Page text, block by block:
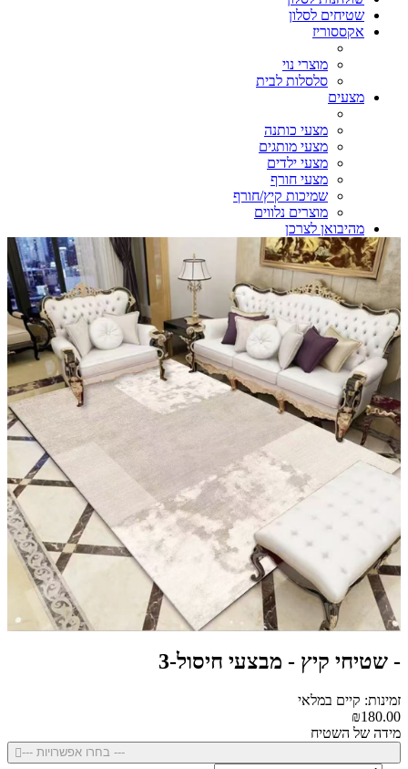
שטיחים לסלון
אקססוריז
מוצרי נוי
סלסלות לבית
מצעים
מצעי כותנה
מצעי מותגים
מצעי ילדים
מצעי חורף
שמיכות קיץ/חורף
מוצרים נלווים
מהיבואן לצרכן
- שטיחי קיץ - מבצעי חיסול-3
זמינות: קיים במלאי
₪180.00
מידה של השטיח
--- בחרו אפשרויות ---